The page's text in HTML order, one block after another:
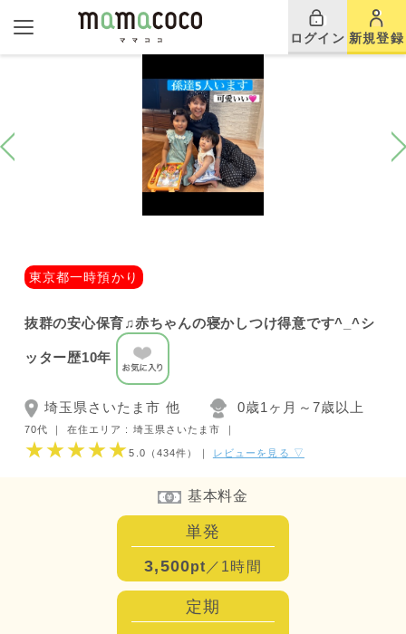
ログイン 新規登録
東京都一時預かり
抜群の安心保育♫赤ちゃんの寝かしつけ得意です^_^シ
ッター歴10年
埼玉県さいたま市 他 0歳1ヶ月～7歳以上
70代 ｜ 在住エリア : 埼玉県さいたま市
★★★★★5.0 （434件） レビューを見る ▽
基本料金
単発
3,500pt ／1時間
定期